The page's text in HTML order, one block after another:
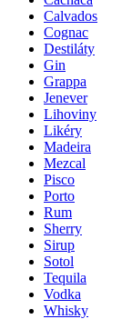
Calvados
Cognac
Destiláty
Gin
Grappa
Jenever
Lihoviny
Likéry
Madeira
Mezcal
Pisco
Porto
Rum
Sherry
Sirup
Sotol
Tequila
Vodka
Whisky